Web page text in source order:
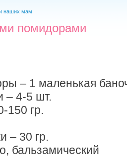
наших мам
помидорами
– 1 маленькая
– 4-5 шт.
150 гр.
– 30 гр.
бальзамический